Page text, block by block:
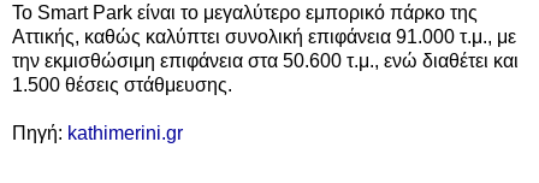
Το Smart Park είναι το μεγαλύτερο εμπορικό πάρκο της
Αττικής, καθώς καλύπτει συνολική επιφάνεια 91.000 τ.μ., με
την εκμισθώσιμη επιφάνεια στα 50.600 τ.μ., ενώ διαθέτει και
1.500 θέσεις στάθμευσης.
Πηγή: kathimerini.gr